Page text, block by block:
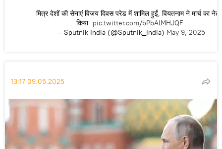
मित्र देशों की सेनाएं विजय दिवस परेड में शामिल हुईं, वियतनाम ने मार्च का
किया pic.twitter.com/bPbAlMHJQF
— Sputnik India (@Sputnik_India) May 9, 2025
13:17 09.05.2025